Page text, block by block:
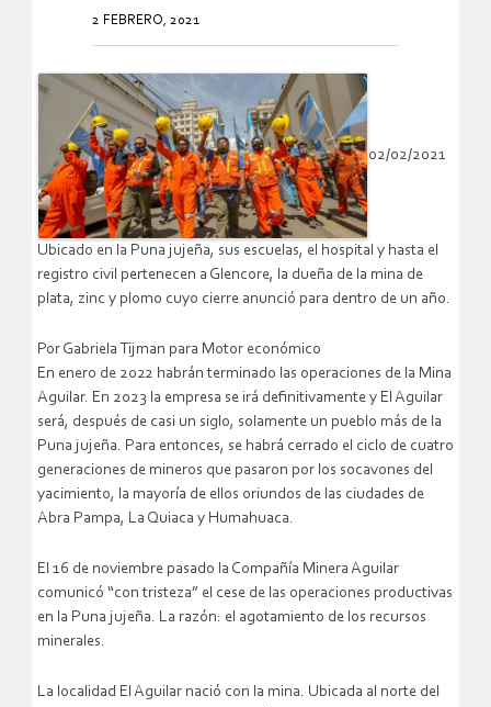
2 FEBRERO, 2021
02/02/2021
Ubicado en la Puna jujeña, sus escuelas, el hospital y hasta el
registro civil pertenecen a Glencore, la dueña de la mina de
plata, zinc y plomo cuyo cierre anunció para dentro de un año.
Por Gabriela Tijman para Motor económico
En enero de 2022 habrán terminado las operaciones de la Mina
Aguilar. En 2023 la empresa se irá definitivamente y El Aguilar
será, después de casi un siglo, solamente un pueblo más de la
Puna jujeña. Para entonces, se habrá cerrado el ciclo de cuatro
generaciones de mineros que pasaron por los socavones del
yacimiento, la mayoría de ellos oriundos de las ciudades de
Abra Pampa, La Quiaca y Humahuaca.
El 16 de noviembre pasado la Compañía Minera Aguilar
comunicó “con tristeza” el cese de las operaciones productivas
en la Puna jujeña. La razón: el agotamiento de los recursos
minerales.
La localidad El Aguilar nació con la mina. Ubicada al norte del